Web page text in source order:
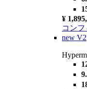
¥
コン
new V2